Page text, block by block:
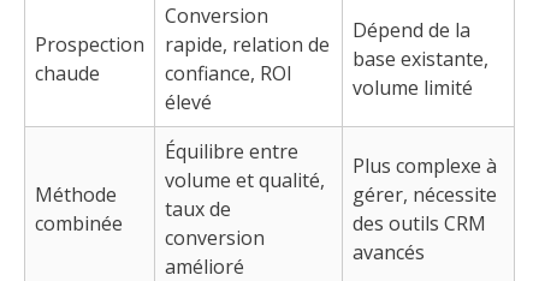
Prospection
chaude
Conversion
rapide, relation de
confiance, ROI
élevé
Dépend de la
base existante,
volume limité
Méthode
combinée
Équilibre entre
volume et qualité,
taux de
conversion
amélioré
Plus complexe à
gérer, nécessite
des outils CRM
avancés